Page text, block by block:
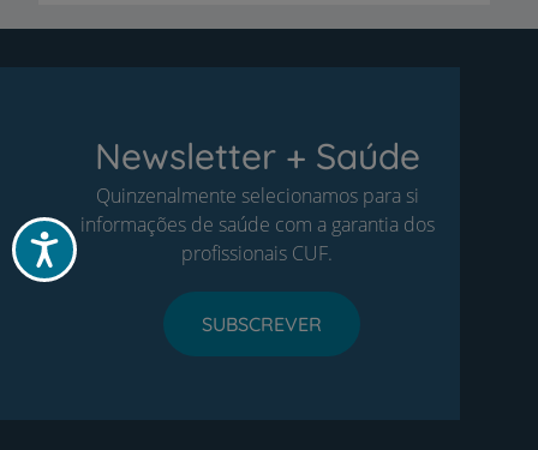
Acessibilidade
Newsletter + Saúde
Quinzenalmente selecionamos para si
informações de saúde com a garantia dos
profissionais CUF.
SUBSCREVER